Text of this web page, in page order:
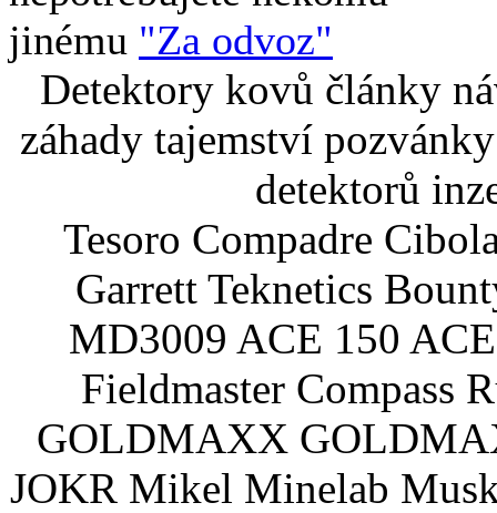
jinému "Za odvoz"
Detektory kovů články
záhady tajemství
detektorů
Tesoro Compadre
Garrett Teknetics
MD3009 ACE 150
Fieldmaster Compass
GOLDMAXX
JOKR Mikel Minelab